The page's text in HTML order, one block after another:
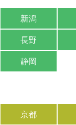
新潟
長野
静岡
京都